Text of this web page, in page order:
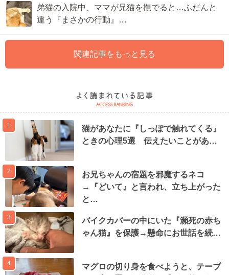
弟猫の入院中、ママが兄猫を撫でると…ふだんと
違う『まさかの行動』…
関連記事をもっと見る
1
猫があなたに『しっぽで触れてくる』
ときの心理5選 伝えたいことがあ…
2
お兄ちゃんの宿題を邪魔するネコ
→『どいて』と言われ、立ち上がった
と…
3
バイクカバーの中にいた『瀕死の赤ち
ゃん猫』を保護→懸命にお世話を続…
4
マグロの切り身を食べようと、テーブ